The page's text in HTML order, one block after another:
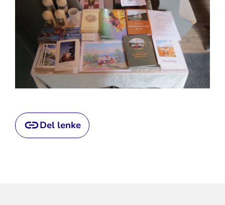
Del lenke